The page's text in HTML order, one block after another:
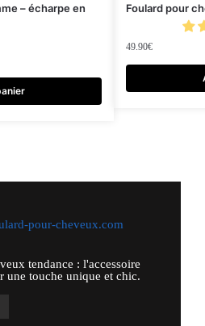
– écharpe en
Foulard pour
49.90€
tendance : l'accessoire
une touche unique et chic.